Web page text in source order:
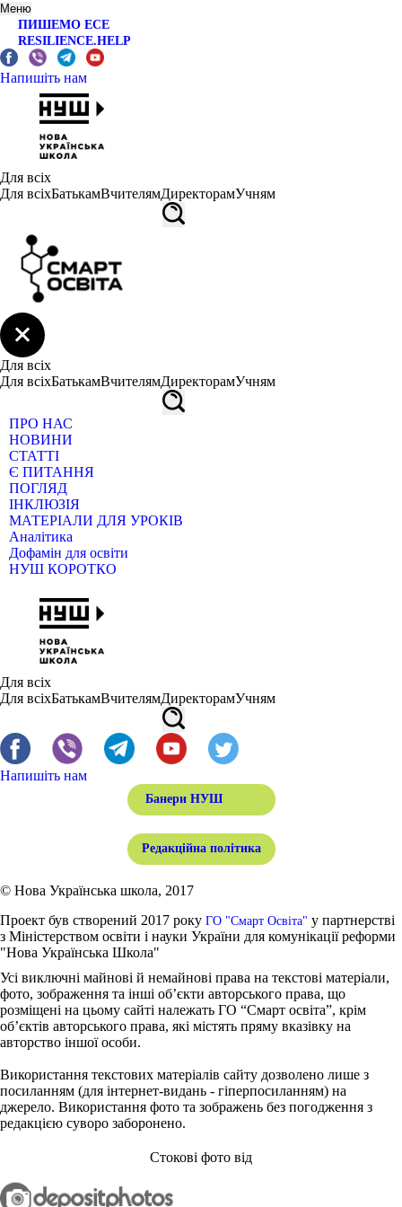
Меню
ПИШЕМО ЕСЕ
RESILIENCE.HELP
Напишіть нам
Для всіх
Для всіхБатькамВчителямДиректорамУчням
Для всіх
Для всіхБатькамВчителямДиректорамУчням
ПРО НАС
НОВИНИ
СТАТТІ
Є ПИТАННЯ
ПОГЛЯД
ІНКЛЮЗІЯ
МАТЕРІАЛИ ДЛЯ УРОКІВ
Аналітика
Дофамін для освіти
НУШ КОРОТКО
Для всіх
Для всіхБатькамВчителямДиректорамУчням
Напишіть нам
Банери НУШ
Редакційна політика
© Нова Українська школа, 2017
Проект був створений 2017 року ГО "Смарт Освіта" у партнерстві
з Міністерством освіти і науки України для комунікації реформи
"Нова Українська Школа"
Усі виключні майнові й немайнові права на текстові матеріали,
фото, зображення та інші об’єкти авторського права, що
розміщені на цьому сайті належать ГО “Смарт освіта”, крім
об’єктів авторського права, які містять пряму вказівку на
авторство іншої особи.
Використання текстових матеріалів сайту дозволено лише з
посиланням (для інтернет-видань - гіперпосиланням) на
джерело. Використання фото та зображень без погодження з
редакцією суворо заборонено.
Стокові фото від